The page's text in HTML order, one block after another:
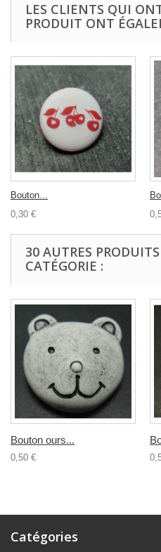
LES CLIENTS QUI
PRODUIT ONT
Bouton...
0,30 €
30 AUTRES
CATÉGORIE :
Bouton ours...
0,50 €
Catégories